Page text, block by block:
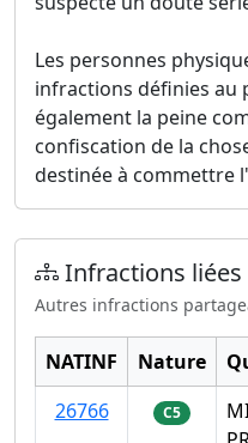
Les personnes
infractions définies au
également la peine
confiscation de la
destinée à commettre
Infractions liées
Autres infractions
NATINF Nature
26766
C5